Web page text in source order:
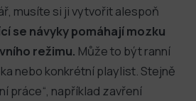
musíte si ji vytvořit alespoň
se návyky pomáhají mozku
režimu. Může to být ranní
nebo konkrétní playlist. Stejně
práce“, například zavření